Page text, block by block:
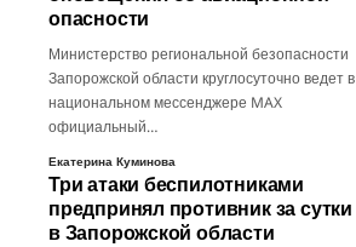
опасности
Министерство региональной безопасности
Запорожской области круглосуточно ведет в
национальном мессенджере MAX
официальный…
Екатерина Куминова
Три атаки беспилотниками
предпринял противник за сутки
в Запорожской области